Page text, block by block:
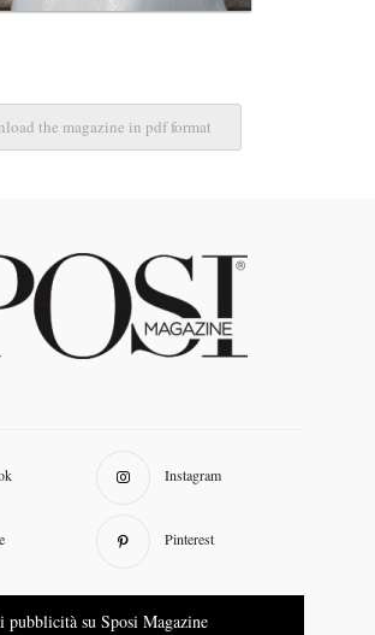
the magazine in pdf format
Instagram
Pinterest
pubblicità su Sposi Magazine